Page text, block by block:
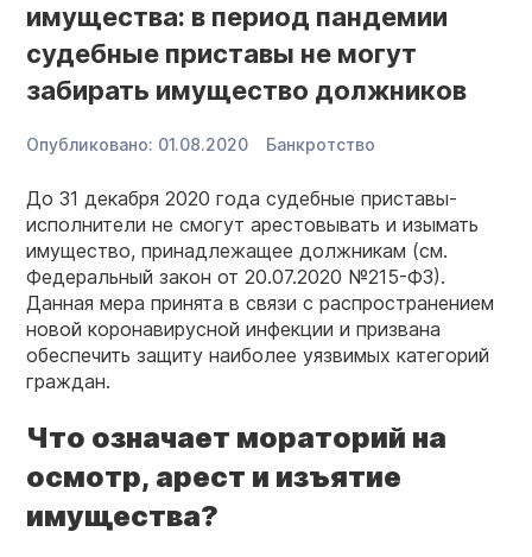
имущества: в период пандемии
судебные приставы не могут
забирать имущество должников
Опубликовано: 01.08.2020 Банкротство
До 31 декабря 2020 года судебные приставы-
исполнители не смогут арестовывать и изымать
имущество, принадлежащее должникам (см.
Федеральный закон от 20.07.2020 №215-ФЗ).
Данная мера принята в связи с распространением
новой коронавирусной инфекции и призвана
обеспечить защиту наиболее уязвимых категорий
граждан.
Что означает мораторий на
осмотр, арест и изъятие
имущества?